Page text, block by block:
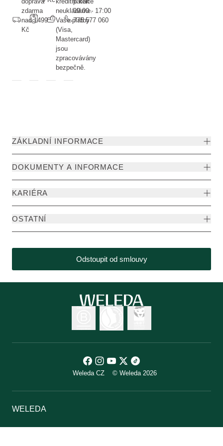
zdarma
nad 1499
Kč
neukládáme.
Vaše platby
(Visa,
Mastercard)
jsou
zpracovávány
bezpečně.
09:00 - 17:00
775 577 060
ZÁKLADNÍ INFORMACE
DOKUMENTY A INFORMACE
KARIÉRA
OSTATNÍ
Odstoupit od smlouvy
Weleda CZ © Weleda 2026
WELEDA